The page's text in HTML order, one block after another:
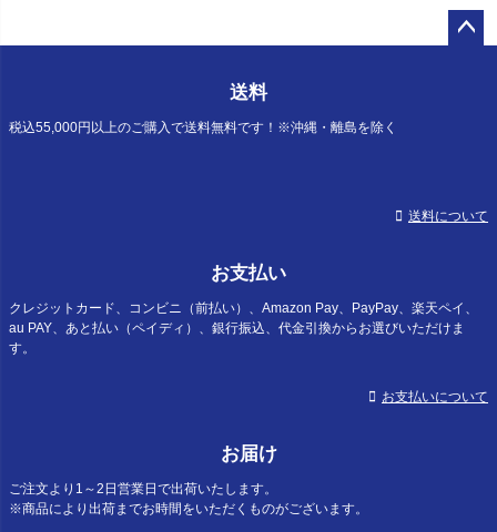
送料
税込55,000円以上のご購入で送料無料です！※沖縄・離島を除く
送料について
お支払い
クレジットカード、コンビニ（前払い）、Amazon Pay、PayPay、楽天ペイ、
au PAY、あと払い（ペイディ）、銀行振込、代金引換からお選びいただけま
す。
お支払いについて
お届け
ご注文より1～2日営業日で出荷いたします。
※商品により出荷までお時間をいただくものがございます。